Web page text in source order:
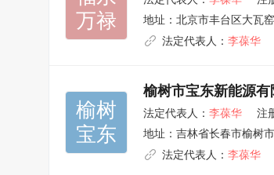
万禄
地址： 北京市丰台区大瓦
法定代表人： 李葆华
榆树
宝东
榆树市宝东新能源有
法定代表人： 李葆华 注
地址： 吉林省长春市榆树
法定代表人： 李葆华